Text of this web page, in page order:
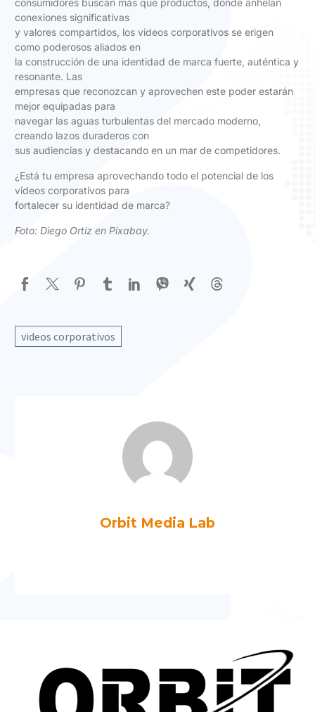
conexiones significativas
y valores compartidos, los videos corporativos se erigen
como poderosos aliados en
la construcción de una identidad de marca fuerte, auténtica y
resonante. Las
empresas que reconozcan y aprovechen este poder estarán
mejor equipadas para
navegar las aguas turbulentas del mercado moderno,
creando lazos duraderos con
sus audiencias y destacando en un mar de competidores.
¿Está tu empresa aprovechando todo el potencial de los
videos corporativos para
fortalecer su identidad de marca?
Foto: Diego Ortiz en Pixabay.
videos corporativos
Orbit Media Lab